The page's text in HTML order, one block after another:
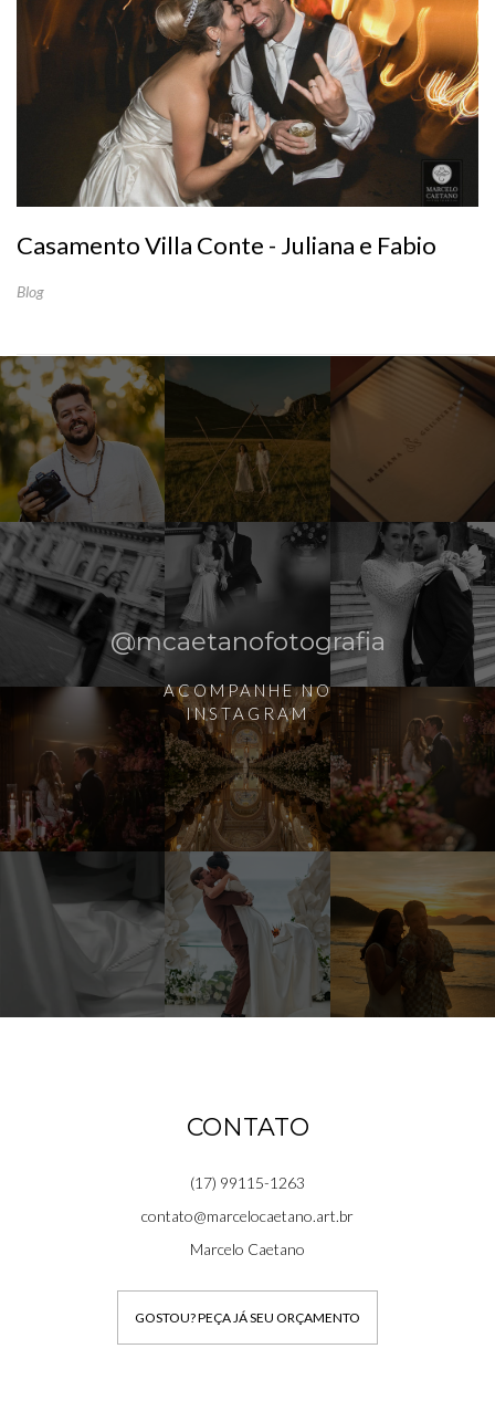
Casamento Villa Conte - Juliana e Fabio
Blog
@mcaetanofotografia
ACOMPANHE NO
INSTAGRAM
CONTATO
(17) 99115-1263
contato@marcelocaetano.art.br
Marcelo Caetano
GOSTOU? PEÇA JÁ SEU ORÇAMENTO